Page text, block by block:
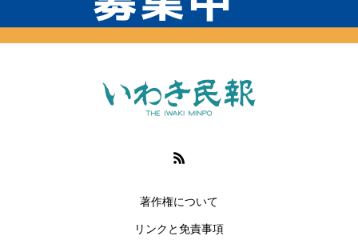
著作権について
リンクと免責事項